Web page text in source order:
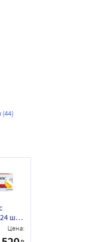
между
или антацидами
(44)
шт.
Цена: